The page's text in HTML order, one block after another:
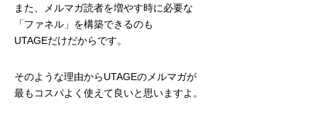
また、メルマガ読者を増やす時に必要な
「ファネル」を構築できるのも
UTAGEだけだからです。
そのような理由からUTAGEのメルマガが
最もコスパよく使えて良いと思いますよ。